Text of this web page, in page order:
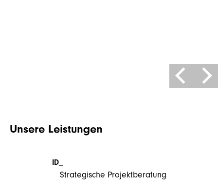
Unsere Leistungen
ID_
Strategische Projektberatung